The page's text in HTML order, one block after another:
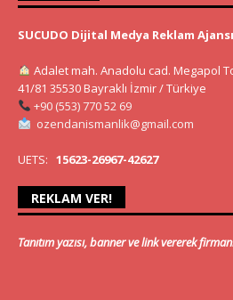
SUCUDO Dijital Medya Reklam
Adalet mah. Anadolu cad. Megapol
41/81 35530 Bayraklı İzmir / Türkiye
+90 (553) 770 52 69
ozendanismanlik@gmail.com
UETS: 15623-26967-42627
REKLAM VER!
Tanıtım yazısı, banner ve link vererek